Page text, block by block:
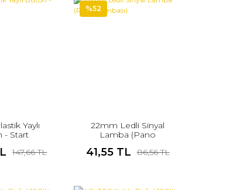
Yaylı
- Start
147,66 TL
%52
22mm Ledli Sinyal
Lamba (Pano
41,55 TL 86,56 TL